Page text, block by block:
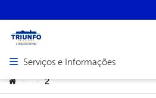
Abrir menu principal de navegação
Serviços e Informações
Você está aqui:
> > 2